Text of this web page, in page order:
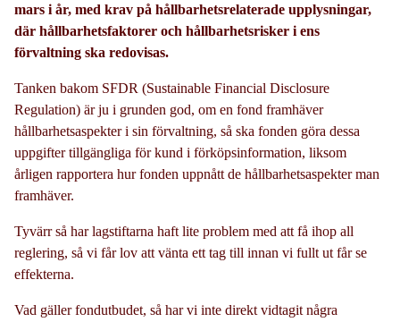
mars i år, med krav på hållbarhetsrelaterade upplysningar,
där hållbarhetsfaktorer och hållbarhetsrisker i ens
förvaltning ska redovisas.
Tanken bakom SFDR (Sustainable Financial Disclosure
Regulation) är ju i grunden god, om en fond framhäver
hållbarhetsaspekter i sin förvaltning, så ska fonden göra dessa
uppgifter tillgängliga för kund i förköpsinformation, liksom
årligen rapportera hur fonden uppnått de hållbarhetsaspekter man
framhäver.
Tyvärr så har lagstiftarna haft lite problem med att få ihop all
reglering, så vi får lov att vänta ett tag till innan vi fullt ut får se
effekterna.
Vad gäller fondutbudet, så har vi inte direkt vidtagit några